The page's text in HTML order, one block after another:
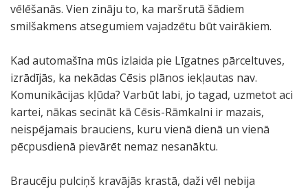
vēlēšanās. Vien zināju to, ka maršrutā šādiem
smilšakmens atsegumiem vajadzētu būt vairākiem.
Kad automašīna mūs izlaida pie Līgatnes pārceltuves,
izrādījās, ka nekādas Cēsis plānos iekļautas nav.
Komunikācijas kļūda? Varbūt labi, jo tagad, uzmetot aci
kartei, nākas secināt kā Cēsis-Rāmkalni ir mazais,
neispējamais brauciens, kuru vienā dienā un vienā
pēcpusdienā pievārēt nemaz nesanāktu.
Braucēju pulciņš kravājās krastā, daži vēl nebija